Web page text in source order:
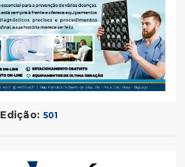
Edição: 501